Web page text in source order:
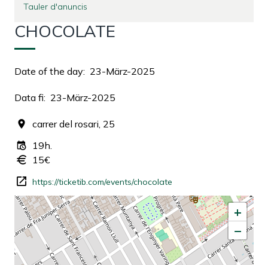
Tauler d'anuncis
CHOCOLATE
Date of the day 23-März-2025
Data fi 23-März-2025
carrer del rosari, 25
19h.
15€
https://ticketib.com/events/chocolate
+
−